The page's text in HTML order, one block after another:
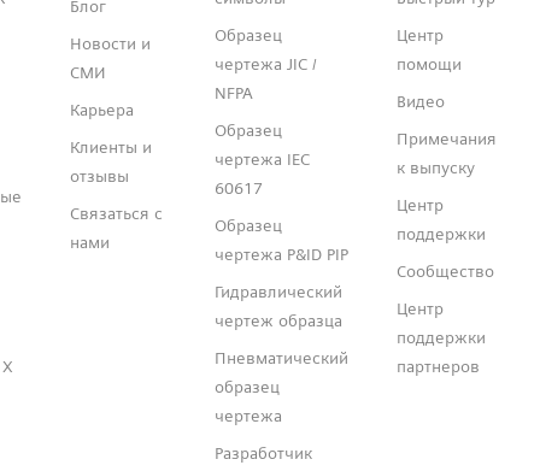
Блог
Новости и
СМИ
Карьера
Клиенты и
отзывы
Связаться с
нами
Образец
чертежа JIC /
NFPA
Образец
чертежа IEC
60617
Образец
чертежа P&ID PIP
Гидравлический
чертеж образца
Пневматический
образец
чертежа
Разработчик
Центр
помощи
Видео
Примечания
к выпуску
Центр
поддержки
Сообщество
Центр
поддержки
партнеров